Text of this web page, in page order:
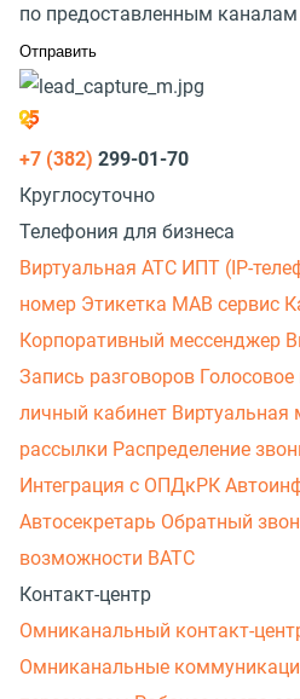
по предоставленным каналам
+7 (382) 299-01-70
Круглосуточно
Телефония для бизнеса
Виртуальная АТС ИПТ (IP-
номер Этикетка МАВ сервис
Корпоративный мессенджер
Запись разговоров
личный кабинет Виртуальная
рассылки Распределение
Интеграция с ОПДкРК
Автосекретарь Обратный
возможности ВАТС
Контакт-центр
Омниканальный контакт-
Омниканальные